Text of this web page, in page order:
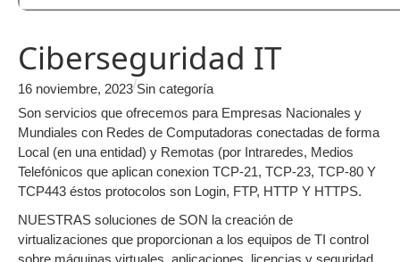
Ciberseguridad IT
16 noviembre, 2023/Sin categoría
Son servicios que ofrecemos para Empresas Nacionales y
Mundiales con Redes de Computadoras conectadas de forma
Local (en una entidad) y Remotas (por Intraredes, Medios
Telefónicos que aplican conexion TCP-21, TCP-23, TCP-80 Y
TCP443 éstos protocolos son Login, FTP, HTTP Y HTTPS.
NUESTRAS soluciones de SON la creación de
virtualizaciones que proporcionan a los equipos de TI control